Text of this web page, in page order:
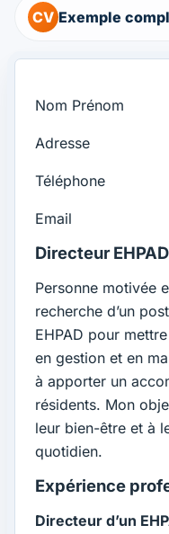
CV Exemple
Nom Prénom
Adresse
Téléphone
Email
Directeur
Personne motivée
recherche d’un
EHPAD pour
en gestion et en
à apporter un
résidents. Mon
leur bien-être et à
quotidien.
Expérience
Directeur d’un